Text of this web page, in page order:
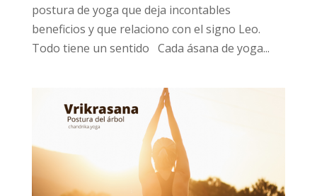
postura de yoga que deja incontables
beneficios y que relaciono con el signo Leo.
Todo tiene un sentido Cada ásana de yoga...